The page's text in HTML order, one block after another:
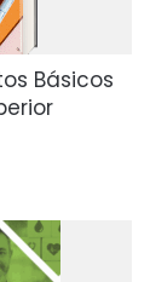
Básicos